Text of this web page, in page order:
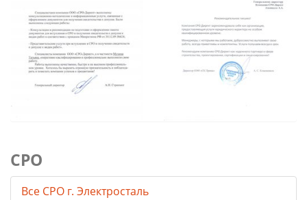
СРО
Все СРО г. Электросталь